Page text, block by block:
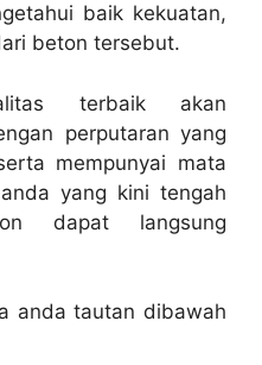
baik kekuatan,
beton tersebut.
terbaik akan
perputaran yang
mempunyai mata
yang kini tengah
dapat langsung
anda tautan dibawah